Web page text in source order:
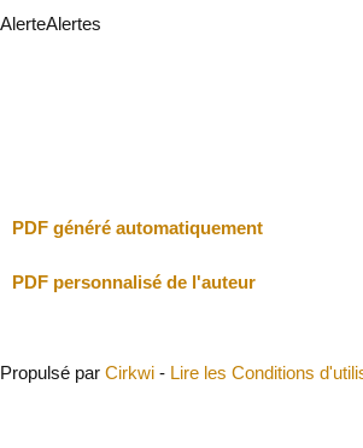
AlerteAlertes
PDF généré automatiquement
PDF personnalisé de l'auteur
Propulsé par Cirkwi - Lire les Conditions